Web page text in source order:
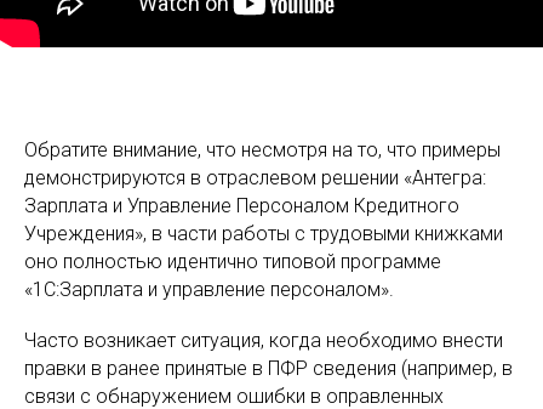
Обратите внимание, что несмотря на то, что примеры
демонстрируются в отраслевом решении «Антегра:
Зарплата и Управление Персоналом Кредитного
Учреждения», в части работы с трудовыми книжками
оно полностью идентично типовой программе
«1С:Зарплата и управление персоналом».
Часто возникает ситуация, когда необходимо внести
правки в ранее принятые в ПФР сведения (например, в
связи с обнаружением ошибки в оправленных